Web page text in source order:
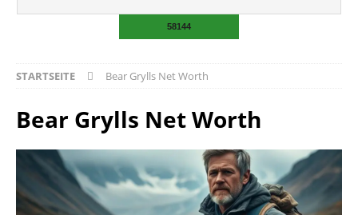
STARTSEITE Bear Grylls Net Worth
Bear Grylls Net Worth